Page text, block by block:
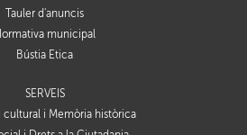
Tauler d'anuncis
municipal
Bústia Ètica
SERVEIS
cultural i Memòria històrica